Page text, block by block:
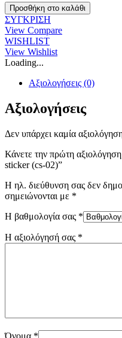
Έτοιμο
French
sticker
(cs-
02)
ποσότητα
Προσθήκη στο καλάθι
ΣΥΓΚΡΙΣΗ
View Compare
WISHLIST
View Wishlist
Loading...
Αξιολογήσεις (0)
Αξιολογήσεις
Δεν υπάρχει καμία
Κάνετε την πρώτη
sticker (cs-02)”
Η ηλ. διεύθυνση σας δεν
σημειώνονται με *
Η βαθμολογία σας *
Η αξιολόγησή σας *
Όνομα *